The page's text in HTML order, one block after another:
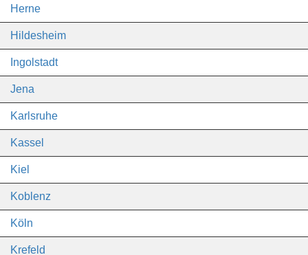
Herne
Hildesheim
Ingolstadt
Jena
Karlsruhe
Kassel
Kiel
Koblenz
Köln
Krefeld